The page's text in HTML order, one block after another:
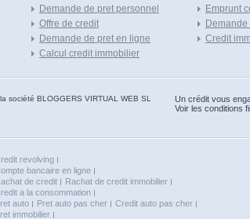
Demande de pret personnel
Offre de credit
Demande de pret en ligne
Calcul credit immobilier
Emprunt
Demande
Credit
société BLOGGERS VIRTUAL WEB SL
Un crédit vous
Voir les conditions
revolving
bancaire en ligne
de credit
Rachat de credit immobilier
a la consommation
auto Pret auto pas cher
Credit auto pas cher
immobilier